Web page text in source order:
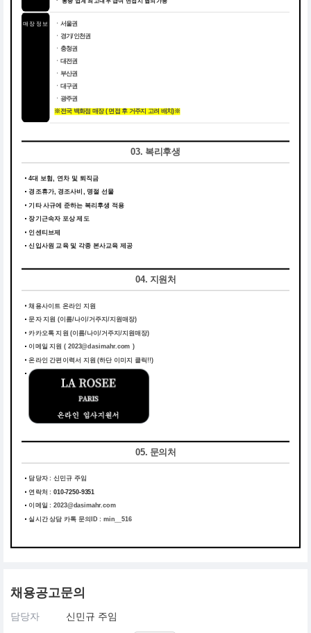
매장 정보
ㆍ서울권
ㆍ경기/인천권
ㆍ충청권
ㆍ대전권
ㆍ부산권
ㆍ대구권
ㆍ광주권
※전국 백화점 매장 ( 면접 후 거주지 고려 배치)※
03. 복리후생
4대 보험, 연차 및 퇴직금
경조휴가, 경조사비, 명절 선물
기타 사규에 준하는 복리후생 적용
장기근속자 포상 제도
인센티브제
신입사원 교육 및 각종 본사교육 제공
04. 지원처
채용사이트 온라인 지원
문자 지원 (이름/나이/거주지/지원매장)
카카오톡 지원 (이름/나이/거주지/지원매장)
이메일 지원 ( 2023@dasimahr.com )
온라인 간편이력서 지원 (하단 이미지 클릭!!)
05. 문의처
담당자 : 신민규 주임
연락처 :010-7250-9351
이메일 :2023@dasimahr.com
실시간 상담 카톡 문의ID : min__516
채용공고문의
담당자 신민규 주임